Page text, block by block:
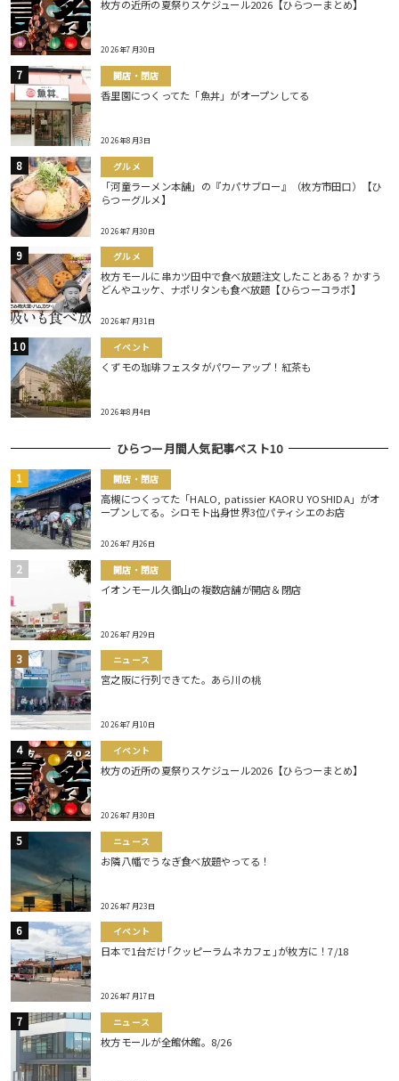
枚方の近所の夏祭りスケジュール2026【ひらつーまとめ】
2026年7月30日
開店・閉店
香里園につくってた「魚丼」がオープンしてる
2026年8月3日
グルメ
「河童ラーメン本舗」の『カパサブロー』（枚方市田口）【ひ
らつーグルメ】
2026年7月30日
グルメ
枚方モールに串カツ田中で食べ放題注文したことある？かすう
どんやユッケ、ナポリタンも食べ放題【ひらつーコラボ】
2026年7月31日
イベント
くずモの珈琲フェスタがパワーアップ！紅茶も
2026年8月4日
ひらつー月間人気記事ベスト10
開店・閉店
高槻につくってた「HALO, patissier KAORU YOSHIDA」がオ
ープンしてる。シロモト出身世界3位パティシエのお店
2026年7月26日
開店・閉店
イオンモール久御山の複数店舗が開店＆閉店
2026年7月29日
ニュース
宮之阪に行列できてた。あら川の桃
2026年7月10日
イベント
枚方の近所の夏祭りスケジュール2026【ひらつーまとめ】
2026年7月30日
ニュース
お隣八幡でうなぎ食べ放題やってる！
2026年7月23日
イベント
日本で1台だけ｢クッピーラムネカフェ｣が枚方に！7/18
2026年7月17日
ニュース
枚方モールが全館休館。8/26